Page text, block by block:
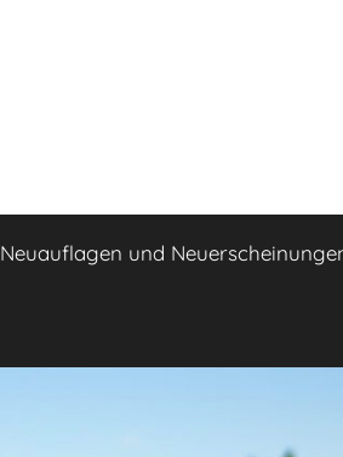
Neuauflagen und